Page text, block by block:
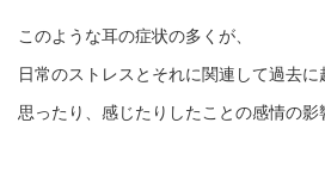
このような耳の症状の多くが、
日常のストレスとそれに関連して過去
思ったり、感じたりしたことの感情の影